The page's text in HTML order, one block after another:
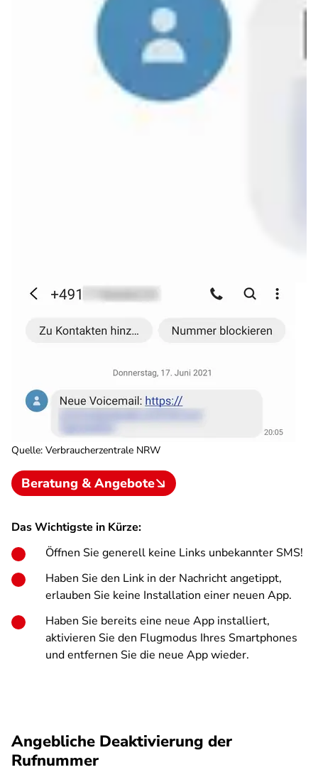
Quelle: Verbraucherzentrale NRW
Beratung & Angebote
Das Wichtigste in Kürze:
Öffnen Sie generell keine Links unbekannter SMS!
Haben Sie den Link in der Nachricht angetippt,
erlauben Sie keine Installation einer neuen App.
Haben Sie bereits eine neue App installiert,
aktivieren Sie den Flugmodus Ihres Smartphones
und entfernen Sie die neue App wieder.
Angebliche Deaktivierung der
Rufnummer